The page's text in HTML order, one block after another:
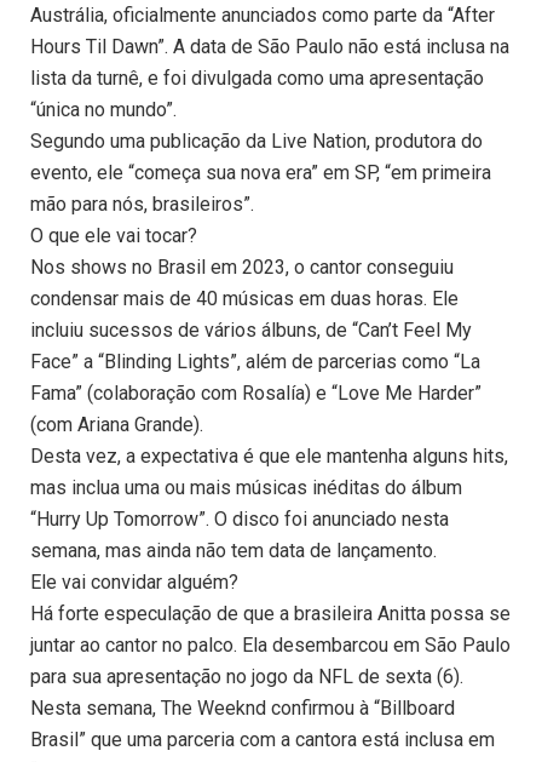
Austrália, oficialmente anunciados como parte da “After
Hours Til Dawn”. A data de São Paulo não está inclusa na
lista da turnê, e foi divulgada como uma apresentação
“única no mundo”.
Segundo uma publicação da Live Nation, produtora do
evento, ele “começa sua nova era” em SP, “em primeira
mão para nós, brasileiros”.
O que ele vai tocar?
Nos shows no Brasil em 2023, o cantor conseguiu
condensar mais de 40 músicas em duas horas. Ele
incluiu sucessos de vários álbuns, de “Can’t Feel My
Face” a “Blinding Lights”, além de parcerias como “La
Fama” (colaboração com Rosalía) e “Love Me Harder”
(com Ariana Grande).
Desta vez, a expectativa é que ele mantenha alguns hits,
mas inclua uma ou mais músicas inéditas do álbum
“Hurry Up Tomorrow”. O disco foi anunciado nesta
semana, mas ainda não tem data de lançamento.
Ele vai convidar alguém?
Há forte especulação de que a brasileira Anitta possa se
juntar ao cantor no palco. Ela desembarcou em São Paulo
para sua apresentação no jogo da NFL de sexta (6).
Nesta semana, The Weeknd confirmou à “Billboard
Brasil” que uma parceria com a cantora está inclusa em